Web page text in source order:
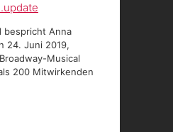
bespricht Anna
24. Juni 2019,
Musical
200 Mitwirkenden